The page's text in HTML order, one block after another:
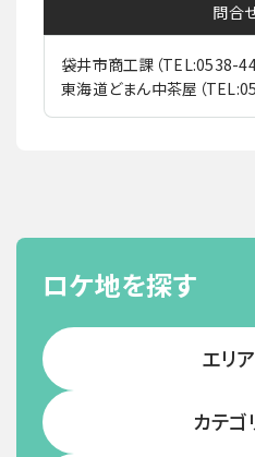
問合
袋井市商工課（TEL:0538-
東海道どまん中茶屋（
ロケ地を探す
エリ
カテ